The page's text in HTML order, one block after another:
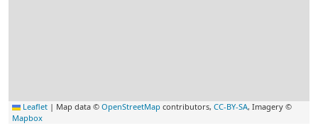
Leaflet | Map data © OpenStreetMap contributors, CC-BY-SA, Imagery ©
Mapbox